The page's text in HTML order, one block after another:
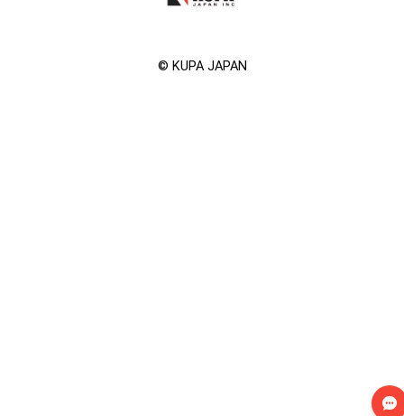
©︎ KUPA JAPAN